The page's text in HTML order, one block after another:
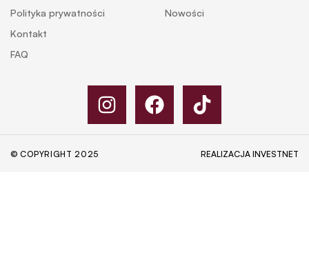
Polityka prywatności
Kontakt
FAQ
Nowości
© COPYRIGHT 2025 REALIZACJA INVESTNET